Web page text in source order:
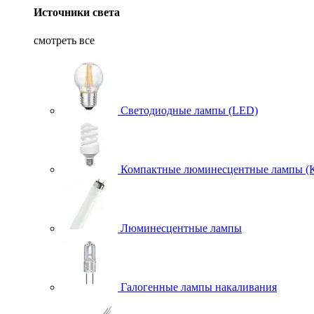
Источники света
смотреть все
Светодиодные лампы (LED)
Компактные люминесцентные лампы
Люминесцентные лампы
Галогенные лампы накаливания